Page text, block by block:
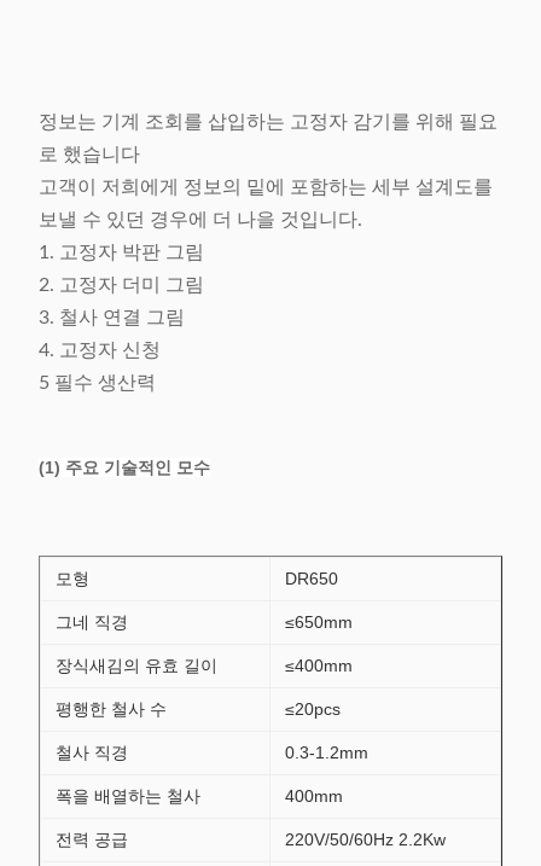
정보는 기계 조회를 삽입하는 고정자 감기를 위해 필요
로 했습니다
고객이 저희에게 정보의 밑에 포함하는 세부 설계도를
보낼 수 있던 경우에 더 나을 것입니다.
1. 고정자 박판 그림
2. 고정자 더미 그림
3. 철사 연결 그림
4. 고정자 신청
5 필수 생산력
(1) 주요 기술적인 모수
모형 DR650
그네 직경 ≤650mm
장식새김의 유효 길이 ≤400mm
평행한 철사 수 ≤20pcs
철사 직경 0.3-1.2mm
폭을 배열하는 철사 400mm
전력 공급 220V/50/60Hz 2.2Kw